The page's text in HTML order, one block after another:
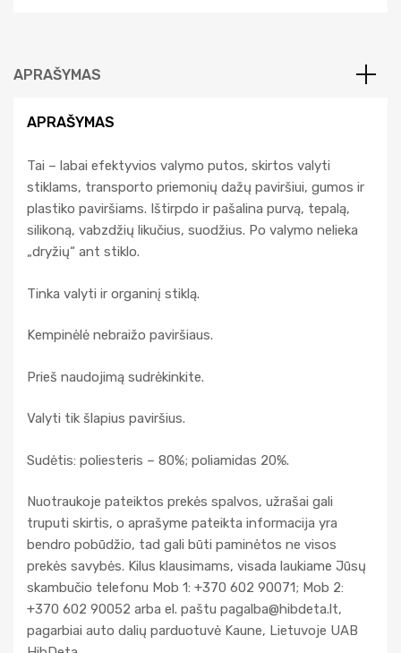
:
APRAŠYMAS
APRAŠYMAS
Tai – labai efektyvios valymo putos, skirtos valyti
stiklams, transporto priemonių dažų paviršiui, gumos ir
plastiko paviršiams. Ištirpdo ir pašalina purvą, tepalą,
silikoną, vabzdžių likučius, suodžius. Po valymo nelieka
„dryžių“ ant stiklo.
Tinka valyti ir organinį stiklą.
Kempinėlė nebraižo paviršiaus.
Prieš naudojimą sudrėkinkite.
Valyti tik šlapius paviršius.
Sudėtis: poliesteris – 80%; poliamidas 20%.
Nuotraukoje pateiktos prekės spalvos, užrašai gali
truputi skirtis, o aprašyme pateikta informacija yra
bendro pobūdžio, tad gali būti paminėtos ne visos
prekės savybės. Kilus klausimams, visada laukiame Jūsų
skambučio telefonu Mob 1: +370 602 90071; Mob 2:
+370 602 90052 arba el. paštu pagalba@hibdeta.lt,
pagarbiai auto dalių parduotuvė Kaune, Lietuvoje UAB